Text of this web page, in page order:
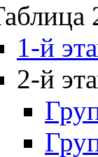
1-й
2-й